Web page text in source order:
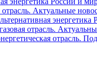
Актуальные
отрасль.
отрасль.